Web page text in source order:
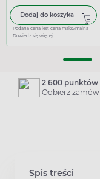
Dodaj do koszyka
Podana cena jest ceną maksymalną
Dowiedz się więcej
2 600 punktów
Odbierz
Spis treści